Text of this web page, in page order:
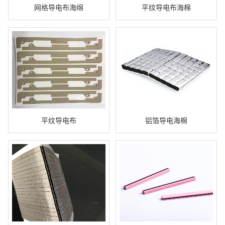
网格导电布海绵 平纹导电布海棉
平纹导电布 铝箔导电海棉